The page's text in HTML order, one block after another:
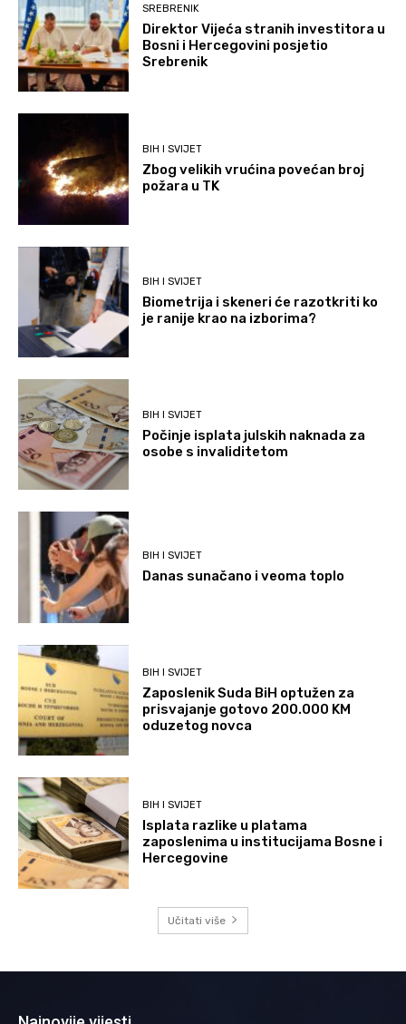
SREBRENIK
Direktor Vijeća stranih investitora u
Bosni i Hercegovini posjetio
Srebrenik
BIH I SVIJET
Zbog velikih vrućina povećan broj
požara u TK
BIH I SVIJET
Biometrija i skeneri će razotkriti ko
je ranije krao na izborima?
BIH I SVIJET
Počinje isplata julskih naknada za
osobe s invaliditetom
BIH I SVIJET
Danas sunačano i veoma toplo
BIH I SVIJET
Zaposlenik Suda BiH optužen za
prisvajanje gotovo 200.000 KM
oduzetog novca
BIH I SVIJET
Isplata razlike u platama
zaposlenima u institucijama Bosne i
Hercegovine
Učitati više